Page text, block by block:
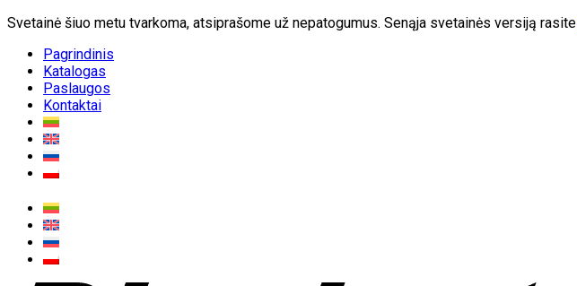
Svetainė šiuo metu tvarkoma, atsiprašome už nepatogumus. Senąja svetainės versiją rasite
Pagrindinis
Katalogas
Paslaugos
Kontaktai